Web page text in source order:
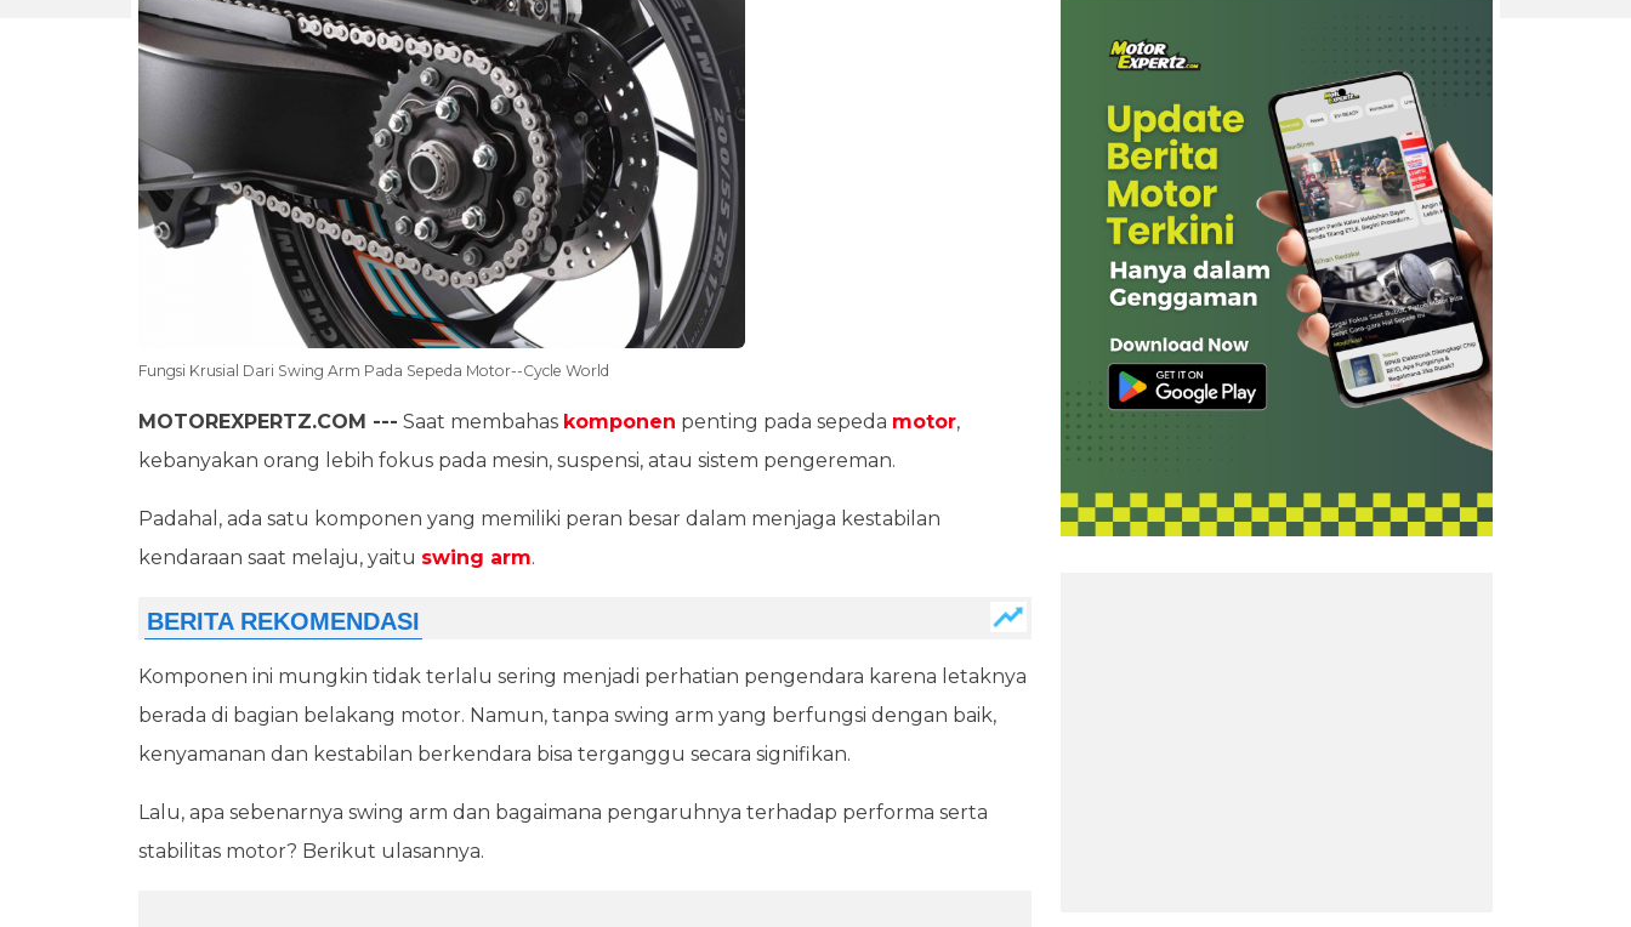
Fungsi Krusial Dari Swing Arm Pada Sepeda Motor--Cycle World
MOTOREXPERTZ.COM --- Saat membahas komponen penting pada sepeda motor,
kebanyakan orang lebih fokus pada mesin, suspensi, atau sistem pengereman.
Padahal, ada satu komponen yang memiliki peran besar dalam menjaga kestabilan
kendaraan saat melaju, yaitu swing arm.
Komponen ini mungkin tidak terlalu sering menjadi perhatian pengendara karena letaknya
berada di bagian belakang motor. Namun, tanpa swing arm yang berfungsi dengan baik,
kenyamanan dan kestabilan berkendara bisa terganggu secara signifikan.
Lalu, apa sebenarnya swing arm dan bagaimana pengaruhnya terhadap performa serta
stabilitas motor? Berikut ulasannya.